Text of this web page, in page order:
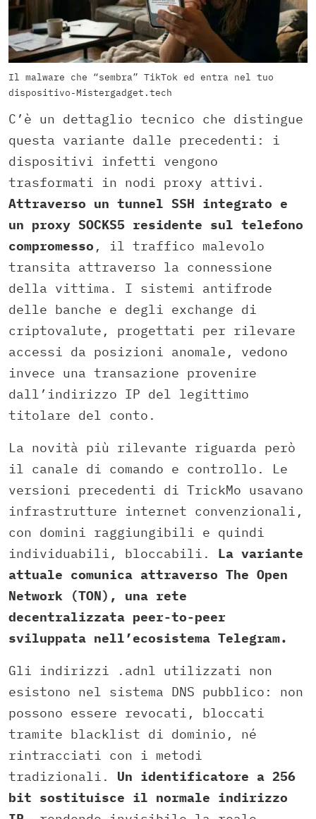
Il malware che “sembra” TikTok ed entra nel tuo
dispositivo-Mistergadget.tech
C’è un dettaglio tecnico che distingue
questa variante dalle precedenti: i
dispositivi infetti vengono
trasformati in nodi proxy attivi.
Attraverso un tunnel SSH integrato e
un proxy SOCKS5 residente sul telefono
compromesso , il traffico malevolo
transita attraverso la connessione
della vittima. I sistemi antifrode
delle banche e degli exchange di
criptovalute, progettati per rilevare
accessi da posizioni anomale, vedono
invece una transazione provenire
dall’indirizzo IP del legittimo
titolare del conto.
La novità più rilevante riguarda però
il canale di comando e controllo. Le
versioni precedenti di TrickMo usavano
infrastrutture internet convenzionali,
con domini raggiungibili e quindi
individuabili, bloccabili. La variante
attuale comunica attraverso The Open
Network (TON), una rete
decentralizzata peer-to-peer
sviluppata nell’ecosistema Telegram.
Gli indirizzi .adnl utilizzati non
esistono nel sistema DNS pubblico: non
possono essere revocati, bloccati
tramite blacklist di dominio, né
rintracciati con i metodi
tradizionali.
Un identificatore a 256
bit sostituisce il normale indirizzo